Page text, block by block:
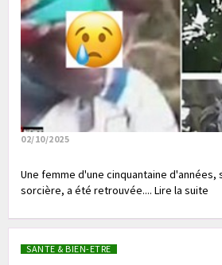
02/10/2025
Une femme d'une cinquantaine
sorcière, a été retrouvée.... Lire la suite
SANTE & BIEN-ETRE